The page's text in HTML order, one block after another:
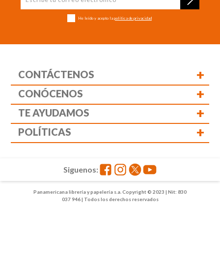
He leído y acepto la política de privacidad
CONTÁCTENOS +
CONÓCENOS +
TE AYUDAMOS +
POLÍTICAS +
Panamericana librería y papelería s.a. Copyright © 2023 | Nit: 830
037 946 | Todos los derechos reservados
Siguenos: